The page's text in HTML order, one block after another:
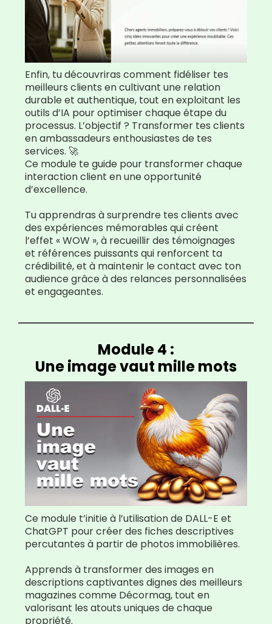
Enfin, tu découvriras comment fidéliser tes
meilleurs clients en cultivant une relation
durable et authentique, tout en exploitant les
outils d’IA pour optimiser chaque étape du
processus. L’objectif ? Transformer tes clients
en ambassadeurs enthousiastes de tes
services. 🚀
Ce module te guide pour transformer chaque
interaction client en une opportunité
d’excellence.
Tu apprendras à surprendre tes clients avec
des expériences mémorables qui créent
l’effet « WOW », à recueillir des témoignages
et références puissants qui renforcent ta
crédibilité, et à maintenir le contact avec ton
audience grâce à des relances personnalisées
et engageantes.
Module 4 :
Une image vaut mille mots
Ce module t’initie à l’utilisation de DALL-E et
ChatGPT pour créer des fiches descriptives
percutantes à partir de photos immobilières.
Apprends à transformer des images en
descriptions captivantes dignes des meilleurs
magazines comme Décormag, tout en
valorisant les atouts uniques de chaque
propriété.